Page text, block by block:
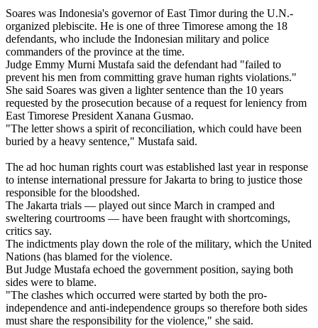
Soares was Indonesia's governor of East Timor during the U.N.-
organized plebiscite. He is one of three Timorese among the 18
defendants, who include the Indonesian military and police
commanders of the province at the time.
Judge Emmy Murni Mustafa said the defendant had "failed to
prevent his men from committing grave human rights violations."
She said Soares was given a lighter sentence than the 10 years
requested by the prosecution because of a request for leniency from
East Timorese President Xanana Gusmao.
"The letter shows a spirit of reconciliation, which could have been
buried by a heavy sentence," Mustafa said.
The ad hoc human rights court was established last year in response
to intense international pressure for Jakarta to bring to justice those
responsible for the bloodshed.
The Jakarta trials — played out since March in cramped and
sweltering courtrooms — have been fraught with shortcomings,
critics say.
The indictments play down the role of the military, which the United
Nations (has blamed for the violence.
But Judge Mustafa echoed the government position, saying both
sides were to blame.
"The clashes which occurred were started by both the pro-
independence and anti-independence groups so therefore both sides
must share the responsibility for the violence," she said.